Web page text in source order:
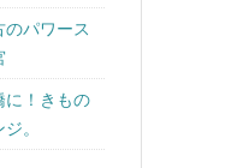
パワース
に！きもの
。